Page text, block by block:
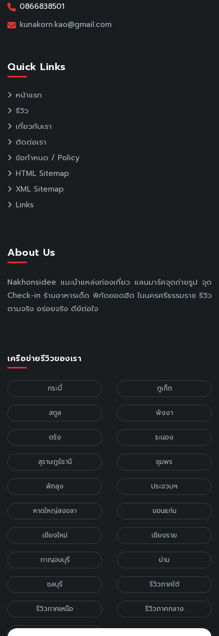
0866838501
kunakorn.kao@gmail.com
Quick Links
หน้าแรก
รีวิว
เกี่ยวกับเรา
ติดต่อเรา
ข้อกำหนด / Policy
HTML Sitemap
XML Sitemap
Links
About Us
Nakhonsidee แนะนำแหล่งท่องเที่ยว แลนมาร์คจุดถ่ายรูป จุด
Check-in ร้านอาหารเด็ด พิกัดยอดฮิต ในนครศรีธรรมราช รีวิว
ตามจริง อร่อยจริง ดีย์ต่อใจ
เครือข่ายรีวิวของเรา
กระบี่ ภูเก็ต
สตูล พังงา
ตรัง ระนอง
สุราษฎร์ธานี ชุมพร
พัทลุง ประจวบฯ
หาดใหญ่สงขลา ขอนแก่น
เชียงใหม่ เชียงราย
กาญจนบุรี น่าน
ชลบุรี รีวิวภาคใต้
รีวิวภาคเหนือ รีวิวภาคกลาง